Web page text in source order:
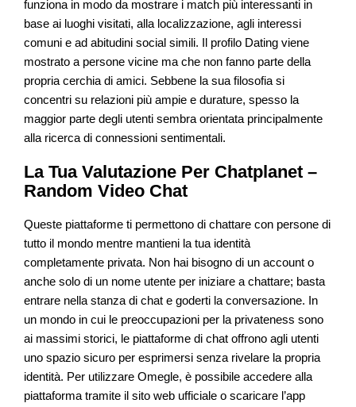
funziona in modo da mostrare i match più interessanti in
base ai luoghi visitati, alla localizzazione, agli interessi
comuni e ad abitudini social simili. Il profilo Dating viene
mostrato a persone vicine ma che non fanno parte della
propria cerchia di amici. Sebbene la sua filosofia si
concentri su relazioni più ampie e durature, spesso la
maggior parte degli utenti sembra orientata principalmente
alla ricerca di connessioni sentimentali.
La Tua Valutazione Per Chatplanet –
Random Video Chat
Queste piattaforme ti permettono di chattare con persone di
tutto il mondo mentre mantieni la tua identità
completamente privata. Non hai bisogno di un account o
anche solo di un nome utente per iniziare a chattare; basta
entrare nella stanza di chat e goderti la conversazione. In
un mondo in cui le preoccupazioni per la privateness sono
ai massimi storici, le piattaforme di chat offrono agli utenti
uno spazio sicuro per esprimersi senza rivelare la propria
identità. Per utilizzare Omegle, è possibile accedere alla
piattaforma tramite il sito web ufficiale o scaricare l’app